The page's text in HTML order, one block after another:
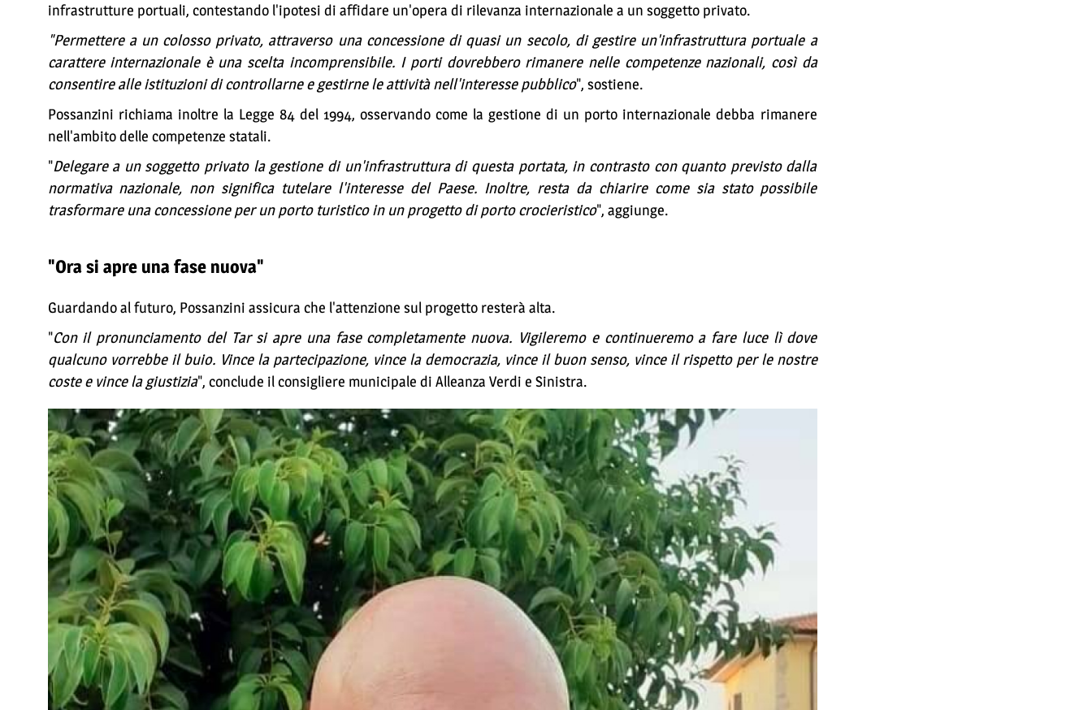
infrastrutture portuali, contestando l'ipotesi di affidare un'opera di rilevanza internazionale a un soggetto privato.
"Permettere a un colosso privato, attraverso una concessione di quasi un secolo, di gestire un'infrastruttura portuale a
carattere internazionale è una scelta incomprensibile. I porti dovrebbero rimanere nelle competenze nazionali, così da
consentire alle istituzioni di controllarne e gestirne le attività nell'interesse pubblico", sostiene.
Possanzini richiama inoltre la Legge 84 del 1994, osservando come la gestione di un porto internazionale debba rimanere
nell'ambito delle competenze statali.
"Delegare a un soggetto privato la gestione di un'infrastruttura di questa portata, in contrasto con quanto previsto dalla
normativa nazionale, non significa tutelare l'interesse del Paese. Inoltre, resta da chiarire come sia stato possibile
trasformare una concessione per un porto turistico in un progetto di porto crocieristico", aggiunge.
"Ora si apre una fase nuova"
Guardando al futuro, Possanzini assicura che l'attenzione sul progetto resterà alta.
"Con il pronunciamento del Tar si apre una fase completamente nuova. Vigileremo e continueremo a fare luce lì dove
qualcuno vorrebbe il buio. Vince la partecipazione, vince la democrazia, vince il buon senso, vince il rispetto per le nostre
coste e vince la giustizia", conclude il consigliere municipale di Alleanza Verdi e Sinistra.